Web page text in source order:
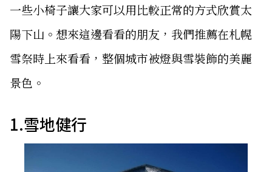
一些小椅子讓大家可以用比較正常的方式欣賞太
陽下山。想來這邊看看的朋友，我們推薦在札幌
雪祭時上來看看，整個城市被燈與雪裝飾的美麗
景色。
1.雪地健行